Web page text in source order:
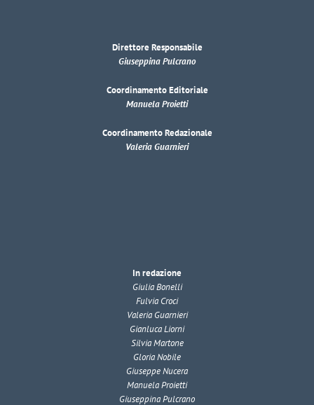
Direttore Responsabile
Giuseppina Pulcrano
Coordinamento Editoriale
Manuela Proietti
Coordinamento Redazionale
Valeria Guarnieri
In redazione
Giulia Bonelli
Fulvia Croci
Valeria Guarnieri
Gianluca Liorni
Silvia Martone
Gloria Nobile
Giuseppe Nucera
Manuela Proietti
Giuseppina Pulcrano